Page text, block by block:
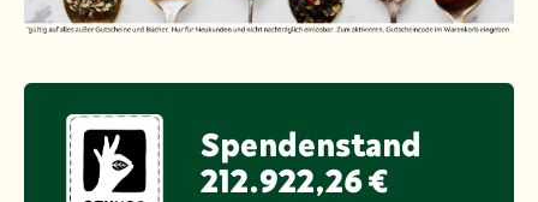
Spendenstand
212.922,26 €